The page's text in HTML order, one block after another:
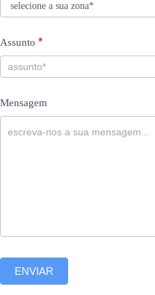
Assunto *
Mensagem
ENVIAR
e
h
u
a
v
e
t